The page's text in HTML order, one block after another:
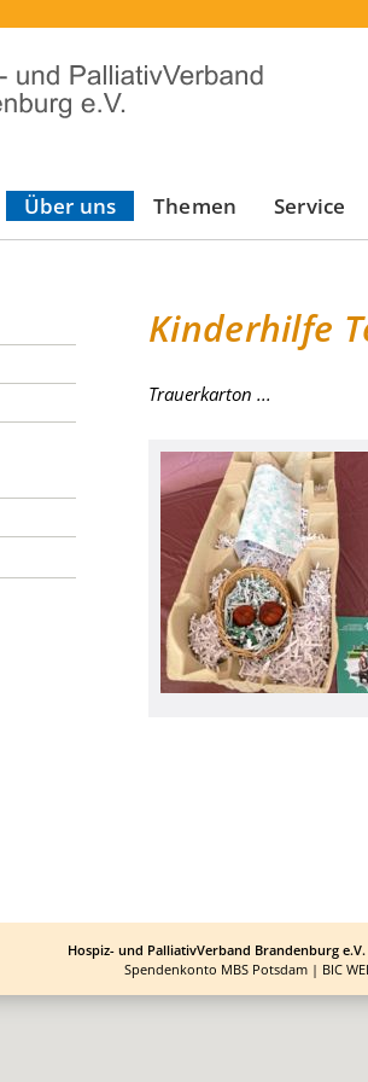
Über uns Themen Service
Kinderhilfe
Trauerkarton ...
Hospiz- und PalliativVerband Brandenburg e.V.
Spendenkonto MBS Potsdam | BIC